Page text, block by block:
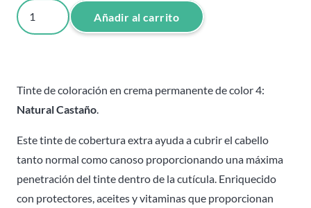
Tinte
Castaño
-
100ml
Añadir al carrito
Tinte de coloración en crema permanente de color 4:
Natural Castaño
Este tinte de cobertura extra ayuda a cubrir el cabello
tanto normal como canoso proporcionando una máxima
penetración del tinte dentro de la cutícula. Enriquecido
con protectores, aceites y vitaminas que proporcionan